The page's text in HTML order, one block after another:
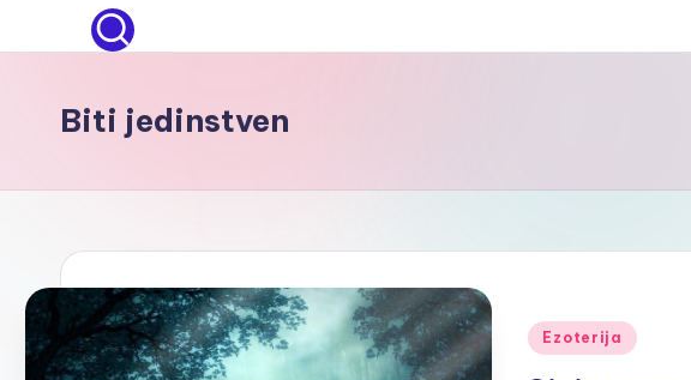
Biti jedinstven
Posted
Ezoterija